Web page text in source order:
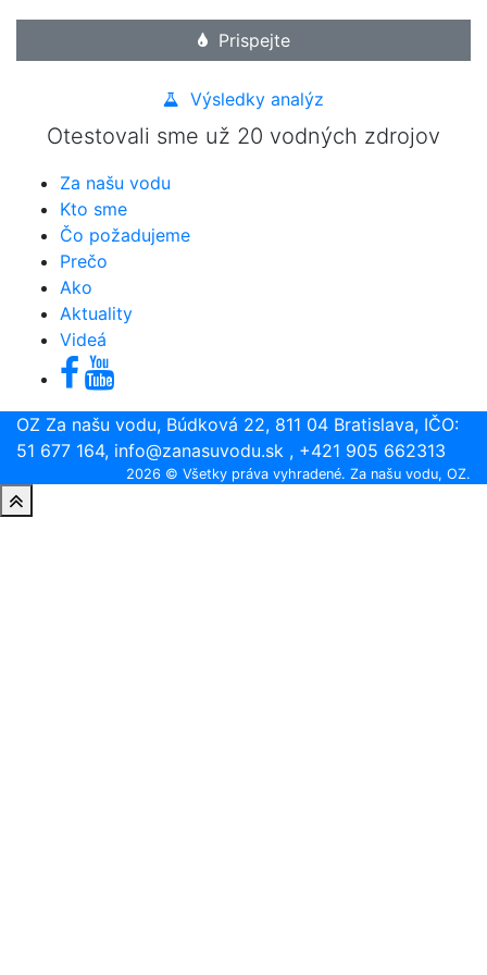
Za našu vodu
Kto sme
Čo požadujeme
Prečo
Ako
Aktuality
Videá
Prispejte
Výsledky analýz
Otestovali sme už 20 vodných zdrojov
OZ Za našu vodu, Búdková 22, 811 04 Bratislava, IČO:
51 677 164, info@zanasuvodu.sk , +421 905 662313
2026 © Všetky práva vyhradené. Za našu vodu, OZ.